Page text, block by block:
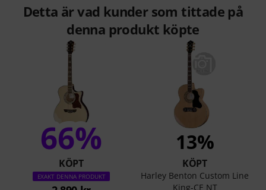
Detta är vad kunder som tittade på
denna produkt köpte
66%
KÖPT
EXAKT DENNA PRODUKT
13%
KÖPT
Harley Benton Custom Line
King-CE NT